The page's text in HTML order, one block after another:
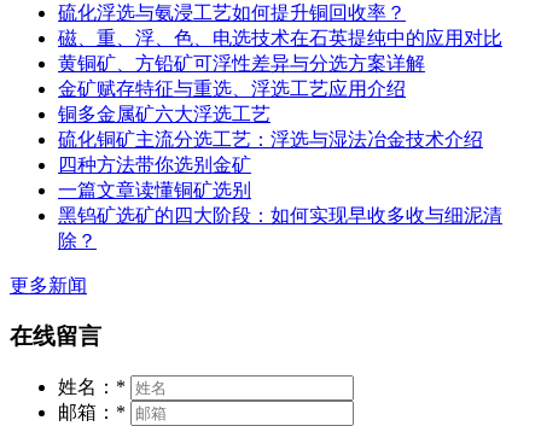
硫化浮选与氨浸工艺如何提升铜回收率？
磁、重、浮、色、电选技术在石英提纯中的应用对比
黄铜矿、方铅矿可浮性差异与分选方案详解
金矿赋存特征与重选、浮选工艺应用介绍
铜多金属矿六大浮选工艺
硫化铜矿主流分选工艺：浮选与湿法冶金技术介绍
四种方法带你选别金矿
一篇文章读懂铜矿选别
黑钨矿选矿的四大阶段：如何实现早收多收与细泥清
除？
更多新闻
在线留言
姓名： *
邮箱： *